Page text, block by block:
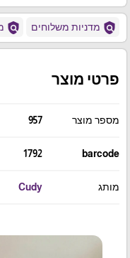
policy מדניות משלוחים policy
פרטי מוצר
מספר מוצר 957
barcode
1792
מותג Cudy